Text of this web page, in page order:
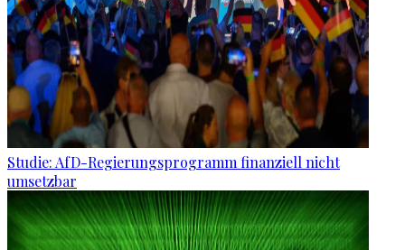
Studie: AfD-Regierungsprogramm finanziell nicht
umsetzbar